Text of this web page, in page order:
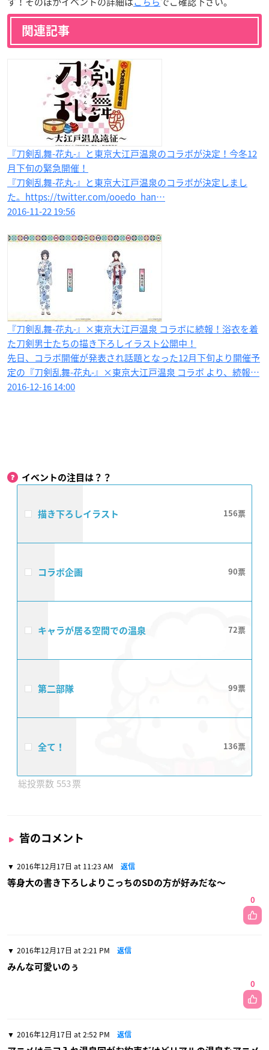
関連記事
『刀剣乱舞-花丸-』と東京大江戸温泉のコラボが決定！今冬12
月下旬の緊急開催！
『刀剣乱舞-花丸-』と東京大江戸温泉のコラボが決定しまし
た。https://twitter.com/ooedo_han…
2016-11-22 19:56
『刀剣乱舞-花丸-』×東京大江戸温泉 コラボに続報！浴衣を着
た刀剣男士たちの描き下ろしイラスト公開中！
先日、コラボ開催が発表され話題となった12月下旬より開催予
定の『刀剣乱舞-花丸-』×東京大江戸温泉 コラボ より、続報…
2016-12-16 14:00
イベントの注目は？？
描き下ろしイラスト 156
コラボ企画 90
キャラが居る空間での温泉 72
第二部隊 99
全て！ 136
553
皆のコメント
2016年12月17日 at 11:23 AM 返信
等身大の書き下ろしよりこっちのSDの方が好みだな〜
0
2016年12月17日 at 2:21 PM 返信
みんな可愛いのぅ
0
2016年12月17日 at 2:52 PM 返信